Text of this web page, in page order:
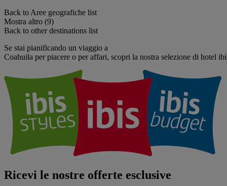
Back to Aree geografiche list
Mostra altro (9)
Back to other destinations list
Se stai pianificando un viaggio a
Coahuila per piacere o per affari, scopri la nostra selezione di hotel
Ricevi le nostre offerte esclusive